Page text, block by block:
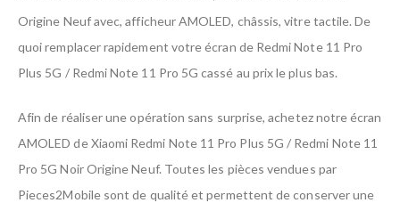
Origine Neuf avec, afficheur AMOLED, châssis, vitre tactile. De
quoi remplacer rapidement votre écran de Redmi Note 11 Pro
Plus 5G / Redmi Note 11 Pro 5G cassé au prix le plus bas.
Afin de réaliser une opération sans surprise, achetez notre écran
AMOLED de Xiaomi Redmi Note 11 Pro Plus 5G / Redmi Note 11
Pro 5G Noir Origine Neuf. Toutes les pièces vendues par
Pieces2Mobile sont de qualité et permettent de conserver une